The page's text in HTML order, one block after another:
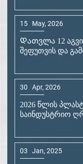
Იხილეთ
უნივერსალური
შესახებ
Საჭირო ზეთების,
სითხეებისთვის
ნახევრები –
Მაღალი
მოვლისთვის,